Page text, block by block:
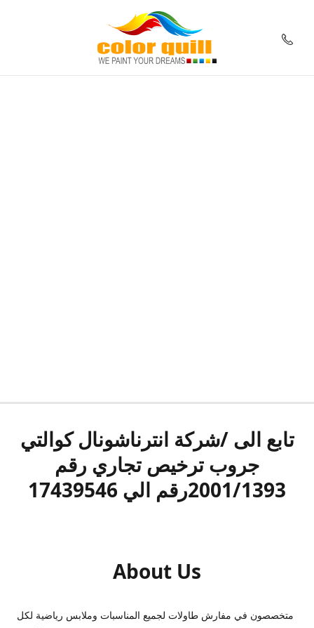
تابع الى /شركة انترناشونال كوالتي
جروب ترخيص تجاري رقم
2001/1393رقم الي 17439546
About Us
متخصصون في مفارش طاولات لجميع المناسبات وملابس رياضية لكل